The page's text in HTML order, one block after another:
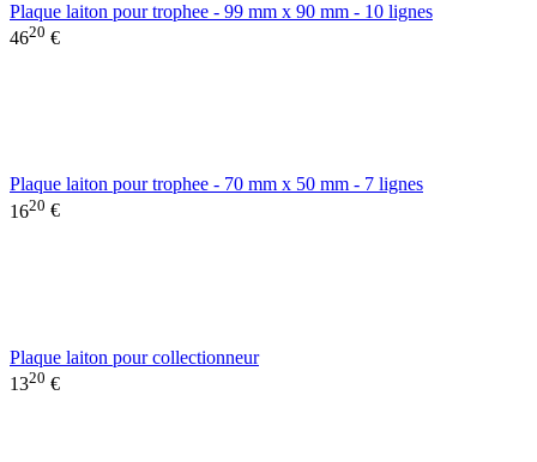
Plaque laiton pour trophee - 99 mm x 90 mm - 10 lignes
4620 €
Plaque laiton pour trophee - 70 mm x 50 mm - 7 lignes
1620 €
Plaque laiton pour collectionneur
1320 €